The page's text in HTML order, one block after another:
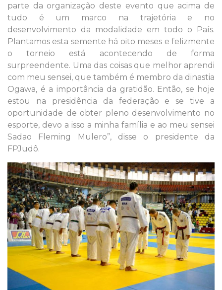
parte da organização deste evento que acima de
tudo é um marco na trajetória e no
desenvolvimento da modalidade em todo o País.
Plantamos esta semente há oito meses e felizmente
o torneio está acontecendo de forma
surpreendente. Uma das coisas que melhor aprendi
com meu sensei, que também é membro da dinastia
Ogawa, é a importância da gratidão. Então, se hoje
estou na presidência da federação e se tive a
oportunidade de obter pleno desenvolvimento no
esporte, devo a isso a minha família e ao meu sensei
Sadao Fleming Mulero”, disse o presidente da
FPJudô.